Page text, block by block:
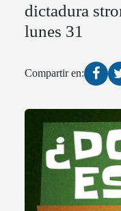
dictadura
lunes 31
Compartir en: